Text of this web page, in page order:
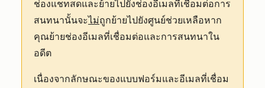
ช่องแชทสดและย้ายไปยังช่องอีเมลที่เชื่อมต่อการ
สนทนานั้นจะไม่ถูกย้ายไปยังศูนย์ช่วยเหลือหาก
คุณย้ายช่องอีเมลที่เชื่อมต่อและการสนทนาใน
อดีต
เนื่องจากลักษณะของแบบฟอร์มและอีเมลที่เชื่อม